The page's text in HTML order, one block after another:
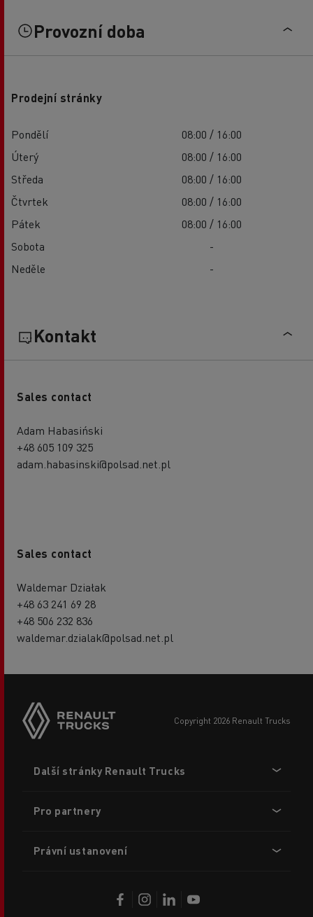
Provozní doba
Prodejní stránky
Pondělí
08:00 / 16:00
Úterý
08:00 / 16:00
Středa
08:00 / 16:00
Čtvrtek
08:00 / 16:00
Pátek
08:00 / 16:00
Sobota
-
Neděle
-
Kontakt
Sales contact
Adam Habasiński
+48 605 109 325
adam.habasinski@polsad.net.pl
Sales contact
Waldemar Działak
+48 63 241 69 28
+48 506 232 836
waldemar.dzialak@polsad.net.pl
copyright 2026 Renault Trucks
menu
Další stránky Renault Trucks
Pro partnery
Právní ustanovení